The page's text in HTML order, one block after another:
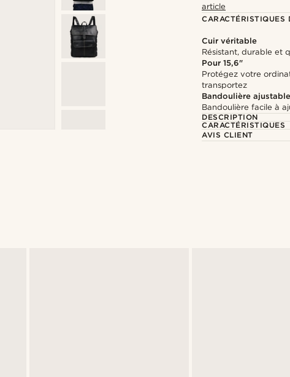
article
CARACTÉRISTIQUES
Cuir véritable
Résistant, durable et
Pour 15,6"
Protégez votre
transportez
Bandoulière ajustable
Bandoulière facile à
DESCRIPTION
CARACTÉRISTIQUES
AVIS CLIENT